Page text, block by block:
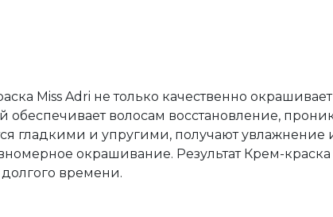
Miss Adri не только качественно
обеспечивает волосам восстановление,
гладкими и упругими, получают
окрашивание. Результат Крем-
времени.